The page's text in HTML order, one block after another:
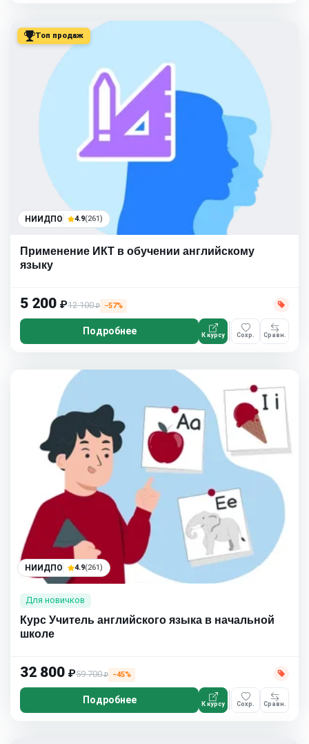
Топ продаж
НИИДПО 4.9(261)
Применение ИКТ в обучении английскому
языку
5 200 ₽12 100₽ −57%
Подробнее К курсу Сохр. Сравн.
НИИДПО 4.9(261)
Для новичков
Курс Учитель английского языка в начальной
школе
32 800 ₽59 700₽ −45%
Подробнее К курсу Сохр. Сравн.